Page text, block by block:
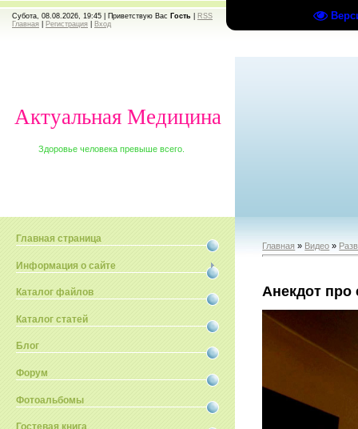
Субота, 08.08.2026, 19:45 | Приветствую Вас Гость
RSS
Главная
Регистрация Вход
Актуальная Медицина
Здоровье человека превыше всего.
Главная страница
Информация о сайте
Каталог файлов
Каталог статей
Блог
Форум
Фотоальбомы
Гостевая книга
Главная » Видео »
Анекдот